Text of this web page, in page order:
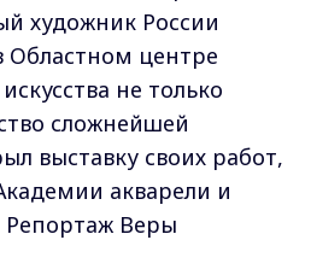
художник России
Областном центре
не только
сложнейшей
выставку своих работ,
акварели и
Репортаж Веры